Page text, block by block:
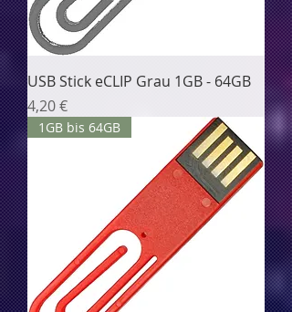
USB Stick eCLIP Grau 1GB - 64GB
Цена
4,20 €
1GB bis 64GB